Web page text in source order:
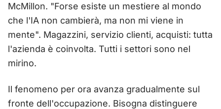
McMillon. "Forse esiste un mestiere al mondo
che l'IA non cambierà, ma non mi viene in
mente". Magazzini, servizio clienti, acquisti: tutta
l'azienda è coinvolta. Tutti i settori sono nel
mirino.
Il fenomeno per ora avanza gradualmente sul
fronte dell'occupazione. Bisogna distinguere